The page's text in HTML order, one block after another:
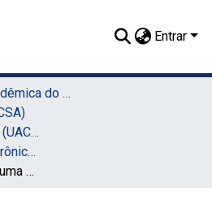
Entrar
05. Unidade Acadêmica do Cabo de Santo Agostinho (UACSA)
Engenharia Eletrônica (UACSA)
TCC - Engenharia Eletrônica (UACSA)
Desenvolvimento de uma memória atômica eficiente baseada no fenômeno da absorção eletromagneticamente induzida